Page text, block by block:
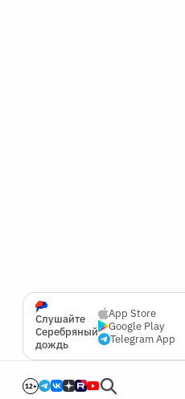
Слушайте
Серебряный
дождь
App Store
Google Play
Telegram App
12+